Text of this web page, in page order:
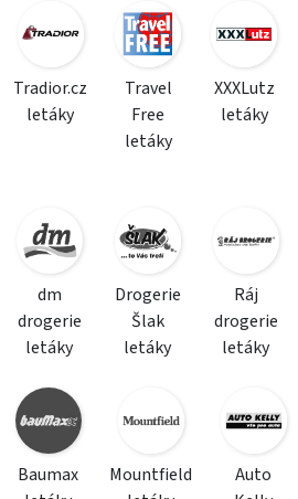
Tradior.cz
letáky
Travel
Free
letáky
XXXLutz
letáky
dm
drogerie
letáky
Drogerie
Šlak
letáky
Ráj
drogerie
letáky
Baumax
Mountfield
Auto